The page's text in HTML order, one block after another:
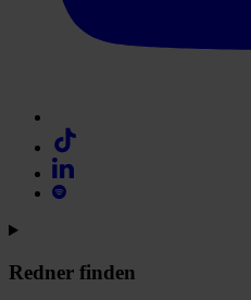
Redner finden